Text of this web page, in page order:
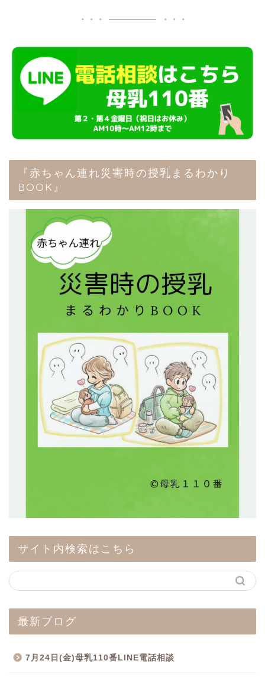
『赤ちゃん連れ災害時の授乳まるわかり
BOOK』
サイト内検索はこちら
最新ブログ
7月24日(金)母乳110番LINE電話相談